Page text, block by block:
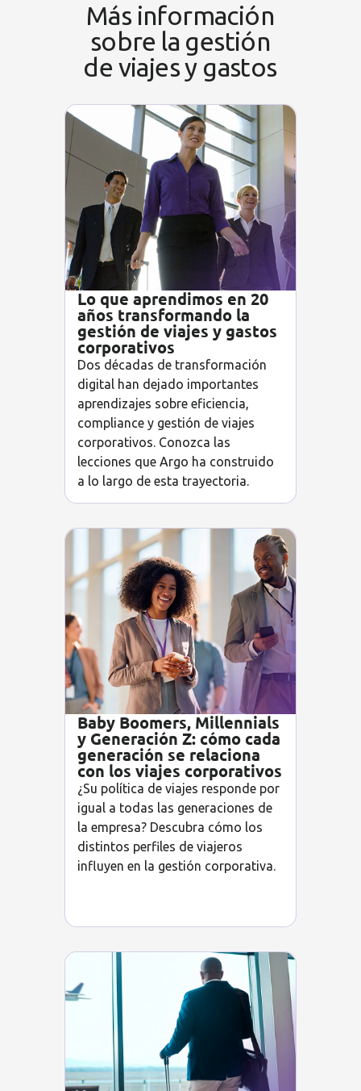
Más información
sobre la gestión
de viajes y gastos
Lo que aprendimos en 20
años transformando la
gestión de viajes y gastos
corporativos
Dos décadas de transformación
digital han dejado importantes
aprendizajes sobre eficiencia,
compliance y gestión de viajes
corporativos. Conozca las
lecciones que Argo ha construido
a lo largo de esta trayectoria.
Baby Boomers, Millennials
y Generación Z: cómo cada
generación se relaciona
con los viajes corporativos
¿Su política de viajes responde por
igual a todas las generaciones de
la empresa? Descubra cómo los
distintos perfiles de viajeros
influyen en la gestión corporativa.